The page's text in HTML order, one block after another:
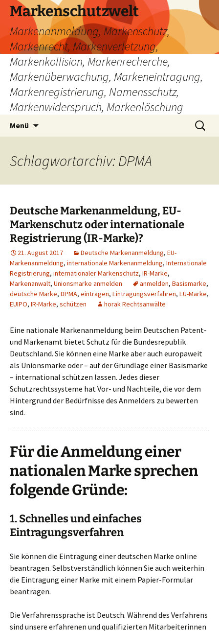
Zum
Inhalt
springen
Markenschutzwelt
Markenanmeldung, Markenschutz,
Markenrecht, Markenverletzung,
Markenkollision, Markenrecherche,
Markenüberwachung, Markeneintragung,
Markenregistrierung, Namensschutz,
Markenwiderspruch, Markenlöschung
Menü
Suchen
nach:
Schlagwortarchiv: DPMA
Deutsche Markenanmeldung, EU-
Markenschutz oder internationale
Registrierung (IR-Marke)?
21. August 2017 Deutsche Markenanmeldung, EU-
Markenanmeldung, internationale Markenanmeldung, Internationale
Registrierung, internationaler Markenschutz, IR-Marke,
Markenanwalt, Unionsmarke anmelden anmelden, Basismarke,
deutsche Marke, DPMA, eintragen, Eintragungsverfahren, EU-Marke,
EUIPO, IR-Marke, schützen horak Rechtsanwälte
Eine nationale Markenanmeldung beim Deutschen Patent-
und Markenamt bietet Schutz für die Bundesrepublik
Deutschland. Sie können eine Marke aber auch europaweit
als Unionsmarke oder – auf der Grundlage einer Basismarke
– international schützen lassen. Jedes dieser
Schutzrechtssysteme hat Vor- und Nachteile, die vor dem
Hintergrund der Bedürfnisse des Anmelders zu bewerten
sind.
Für die Anmeldung einer
nationalen Marke sprechen
folgende Gründe:
1. Schnelles und einfaches
Eintragungsverfahren
Sie können die Eintragung einer deutschen Marke online
beantragen. Selbstverständlich können Sie auch weiterhin
die Eintragung einer Marke mit einem Papier-Formular
beantragen.
Die Verfahrenssprache ist Deutsch. Während des Verfahrens
sind unsere erfahrenen und qualifizierten Mitarbeiterinnen